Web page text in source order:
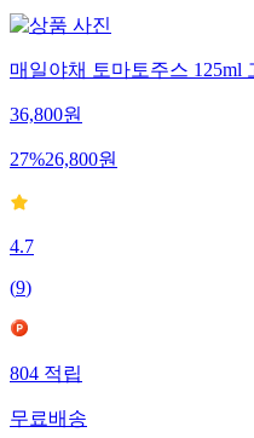
매일야채 토마토주스 125ml
36,800원
27%26,800원
4.7
(9)
804적립
무료배송